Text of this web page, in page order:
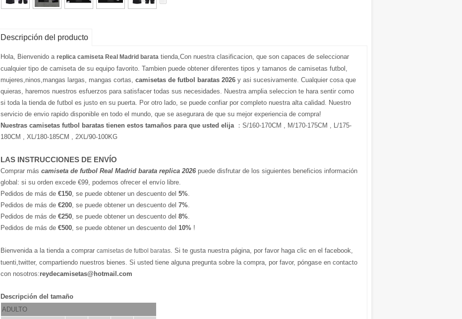
Descripción del producto
Hola, Bienvenido a replica camiseta Real Madrid barata tienda,Con nuestra clasificacion, que son capaces de seleccionar
cualquier tipo de camiseta de su equipo favorito. Tambien puede obtener diferentes tipos y tamanos de camisetas futbol,
mujeres,ninos,mangas largas, mangas cortas, camisetas de futbol baratas 2026 y asi sucesivamente. Cualquier cosa que
quieras, haremos nuestros esfuerzos para satisfacer todas sus necesidades. Nuestra amplia seleccion te hara sentir como
si toda la tienda de futbol es justo en su puerta. Por otro lado, se puede confiar por completo nuestra alta calidad. Nuestro
servicio de envio rapido disponible en todo el mundo, que se asegurara de que su mejor experiencia de compra!
Nuestras camisetas futbol baratas tienen estos tamaños para que usted elija：S/160-170CM , M/170-175CM , L/175-
180CM , XL/180-185CM , 2XL/90-100KG
LAS INSTRUCCIONES DE ENVÍO
Comprar más camiseta de futbol Real Madrid barata replica 2026 puede disfrutar de los siguientes beneficios información
global: si su orden excede €99, podemos ofrecer el envío libre.
Pedidos de más de €150, se puede obtener un descuento del 5%.
Pedidos de más de €200, se puede obtener un descuento del 7%.
Pedidos de más de €250, se puede obtener un descuento del 8%.
Pedidos de más de €500, se puede obtener un descuento del 10% !
Bienvenida a la tienda a comprar camisetas de futbol baratas. Si te gusta nuestra página, por favor haga clic en el facebook,
tuenti,twitter, compartiendo nuestros bienes. Si usted tiene alguna pregunta sobre la compra, por favor, póngase en contacto
con nosotros:reydecamisetas@hotmail.com
Descripción del tamaño
ADULTO